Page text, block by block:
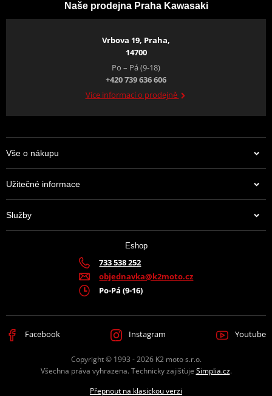
Naše prodejna Praha Kawasaki
Vrbova 19, Praha,
14700
Po – Pá (9-18)
+420 739 636 606
Více informací o prodejně
Vše o nákupu
Užitečné informace
Služby
Eshop
733 538 252
objednavka@k2moto.cz
Po-Pá (9-16)
Facebook Instagram Youtube
Copyright © 1993 - 2026 K2 moto s.r.o.
Všechna práva vyhrazena. Technicky zajišťuje Simplia.cz.
Přepnout na klasickou verzi